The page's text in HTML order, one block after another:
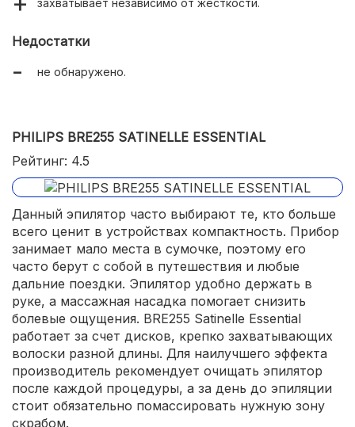
Недостатки
не обнаружено.
PHILIPS BRE255 SATINELLE ESSENTIAL
Рейтинг: 4.5
Данный эпилятор часто выбирают те, кто больше
всего ценит в устройствах компактность. Прибор
занимает мало места в сумочке, поэтому его
часто берут с собой в путешествия и любые
дальние поездки. Эпилятор удобно держать в
руке, а массажная насадка помогает снизить
болевые ощущения. BRE255 Satinelle Essential
работает за счет дисков, крепко захватывающих
волоски разной длины. Для наилучшего эффекта
производитель рекомендует очищать эпилятор
после каждой процедуры, а за день до эпиляции
стоит обязательно помассировать нужную зону
скрабом.